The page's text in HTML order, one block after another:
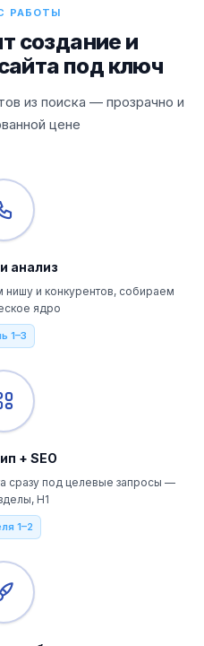
РАБОТЫ
создание и
под ключ
из поиска — прозрачно и
цене
анализ
нишу и конкурентов, собираем
ядро
1–3
+ SEO
сразу под целевые запросы —
H1
1–2